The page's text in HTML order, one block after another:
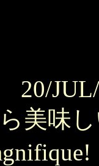
20/
美味